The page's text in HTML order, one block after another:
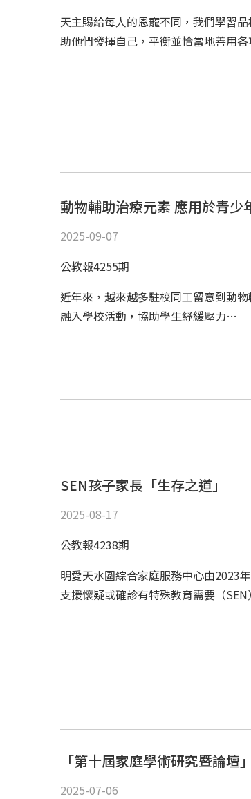
天主賜給每人的恩寵不同，我們學習
助他們發揮自己，平衡並恰當地善用
動物輔助治療元素 應用於青少
2025-09-07
公教報4255期
近年來，越來越多駐校同工留意到動
融入學校活動，協助學生紓緩壓力…
SEN孩子家長「生存之道」
2025-08-17
公教報4238期
明愛天水圍綜合家庭服務中心由2023
支援懷疑或確診有特殊教育需要（
「第十屆家庭學術研究暨論壇
2025-07-06